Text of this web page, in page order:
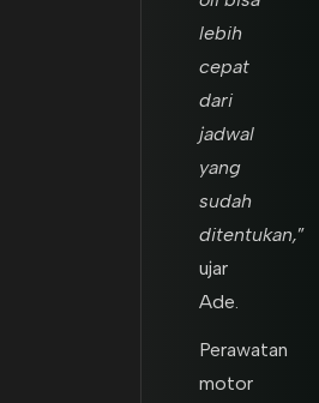
lebih
cepat
dari
jadwal
yang
sudah
ditentukan,”
ujar
Ade.
Perawatan
motor